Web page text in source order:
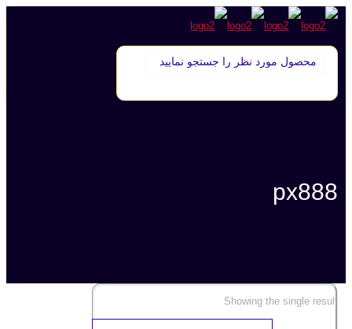
px888
Showing the single result